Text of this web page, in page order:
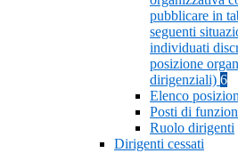
pubblicare in
seguenti
individuati
posizione
dirigenziali) 6
Elenco
Posti di
Ruolo dirigenti
Dirigenti cessati